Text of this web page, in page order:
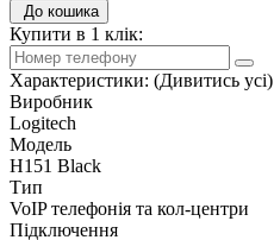
До кошика
Купити в 1 клік:
Характеристики: (Дивитись усі)
Виробник
Logitech
Модель
H151 Black
Тип
VoIP телефонія та кол-центри
Підключення